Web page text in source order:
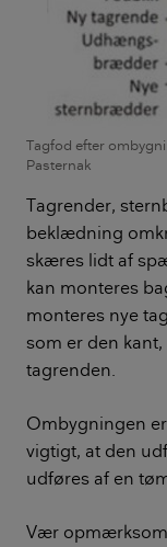
Tagfod efter
Pasternak
Tagrender,
beklædning
skæres lidt af
kan monteres
monteres nye
som er den
tagrenden.
Ombygningen
vigtigt, at den
udføres af en
Vær